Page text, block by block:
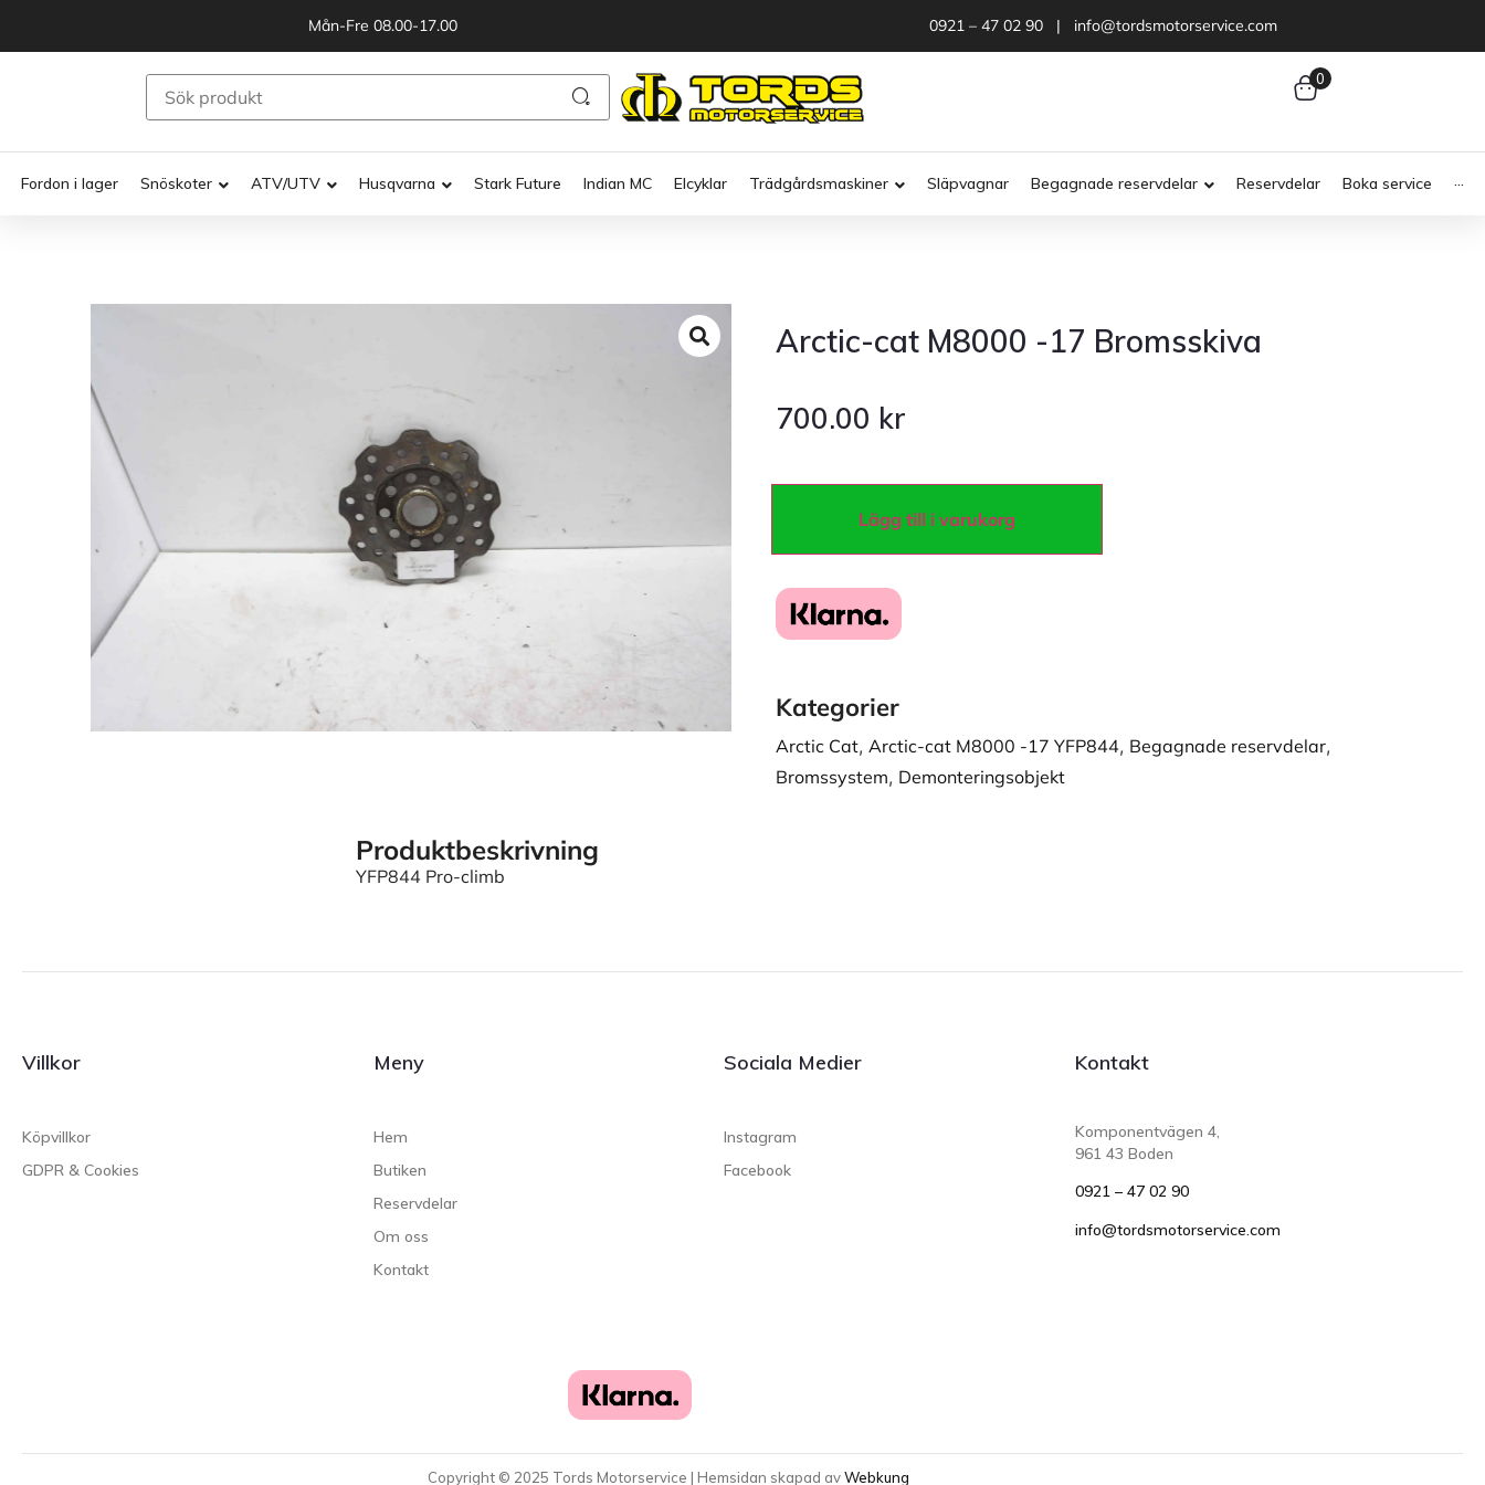
Mån-Fre 08.00-17.00 0921 – 47 02 90 | info@tordsmotorservice.com
0
Fordon i lager Snöskoter ATV/UTV Husqvarna Stark Future Indian MC Elcyklar Trädgårdsmaskiner Släpvagnar Begagnade reservdelar Reservdelar Boka service ···
Arctic-cat M8000 -17 Bromsskiva
700.00 kr
Lägg till i varukorg
Kategorier
Arctic Cat, Arctic-cat M8000 -17 YFP844, Begagnade reservdelar,
Bromssystem, Demonteringsobjekt
Produktbeskrivning
YFP844 Pro-climb
Villkor
Köpvillkor
GDPR & Cookies
Meny
Hem
Butiken
Reservdelar
Om oss
Kontakt
Sociala Medier
Instagram
Facebook
Kontakt
Komponentvägen 4,
961 43 Boden
0921 – 47 02 90
info@tordsmotorservice.com
Copyright © 2025 Tords Motorservice | Hemsidan skapad avWebkung